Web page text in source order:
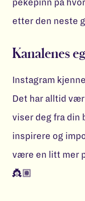
pekepinn på
etter den neste
Kanalenes
Instagram
Det har alltid
viser deg fra din
inspirere og
være en litt mer
👸🏽